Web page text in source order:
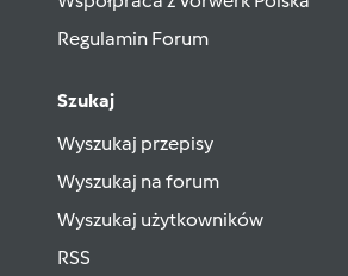
Regulamin Forum
Szukaj
Wyszukaj przepisy
Wyszukaj na forum
Wyszukaj użytkowników
RSS